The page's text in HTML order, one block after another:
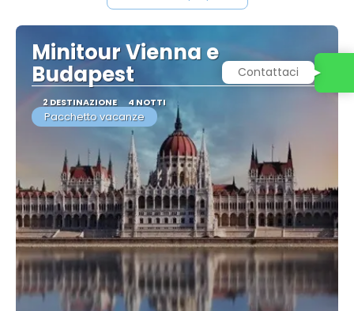
Minitour Vienna e
Budapest
2 DESTINAZIONE 4 NOTTI
Pacchetto vacanze
Contattaci